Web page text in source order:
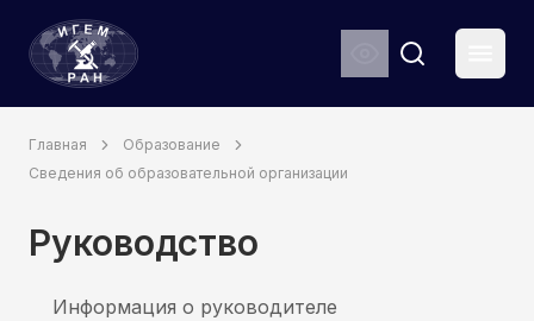
ИГЕМ РАН
Search
Главная
Образование
Сведения об образовательной организации
Руководство
Информация о руководителе